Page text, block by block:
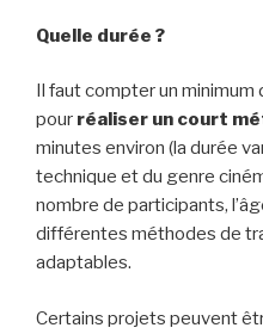
Quelle durée ?
Il faut compter un minimum
pour réaliser un court
minutes environ (la durée
technique et du genre
nombre de participants,
différentes méthodes de
adaptables.
Certains projets peuvent